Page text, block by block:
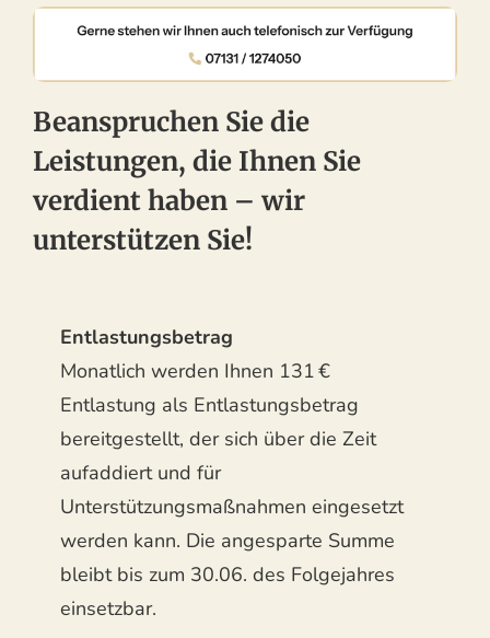
Beanspruchen Sie die
Leistungen, die Ihnen Sie
verdient haben – wir
unterstützen Sie!
Entlastungsbetrag
Monatlich werden Ihnen 131 €
Entlastung als Entlastungsbetrag
bereitgestellt, der sich über die Zeit
aufaddiert und für
Unterstützungsmaßnahmen eingesetzt
werden kann. Die angesparte Summe
bleibt bis zum 30.06. des Folgejahres
einsetzbar.